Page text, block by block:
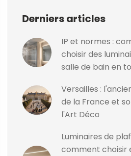
Derniers articles
IP et normes :
choisir des
salle de bain en
Versailles :
de la France et
l'Art Déco
Luminaires de
comment choisir